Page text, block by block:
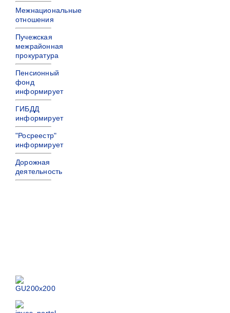
Межнациональные
отношения
Пучежская
межрайонная
прокуратура
Пенсионный
фонд
информирует
ГИБДД
информирует
"Росреестр"
информирует
Дорожная
деятельность